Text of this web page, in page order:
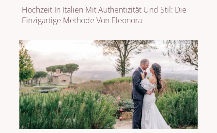
Hochzeit In Italien Mit Authentizität Und Stil: Die
Einzigartige Methode Von Eleonora